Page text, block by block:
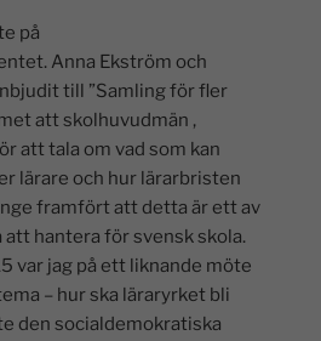
p
y
Li
n
k
ai
l
a
på
Anna Ekström och
till ”Samling för fler
att skolhuvudmän ,
att tala om vad som kan
lärare och hur lärarbristen
framfört att detta är ett av
hantera för svensk skola.
var jag på ett liknande möte
– hur ska läraryrket bli
den socialdemokratiska